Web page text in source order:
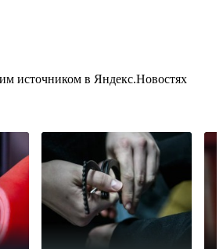
источником в Яндекс.Новостях